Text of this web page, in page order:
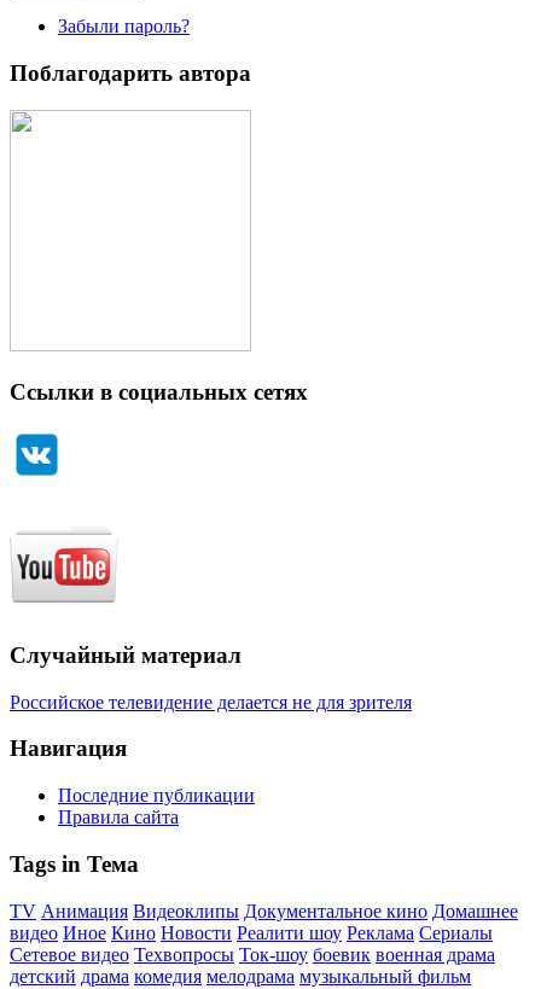
Забыли пароль?
Поблагодарить автора
Ссылки в социальных сетях
Случайный материал
Российское телевидение делается не для зрителя
Навигация
Последние публикации
Правила сайта
Tags in Тема
TV Анимация Видеоклипы Документальное кино Домашнее
видео Иное Кино Новости Реалити шоу Реклама Сериалы
Сетевое видео Техвопросы Ток-шоу боевик военная драма
детский драма комедия мелодрама музыкальный фильм